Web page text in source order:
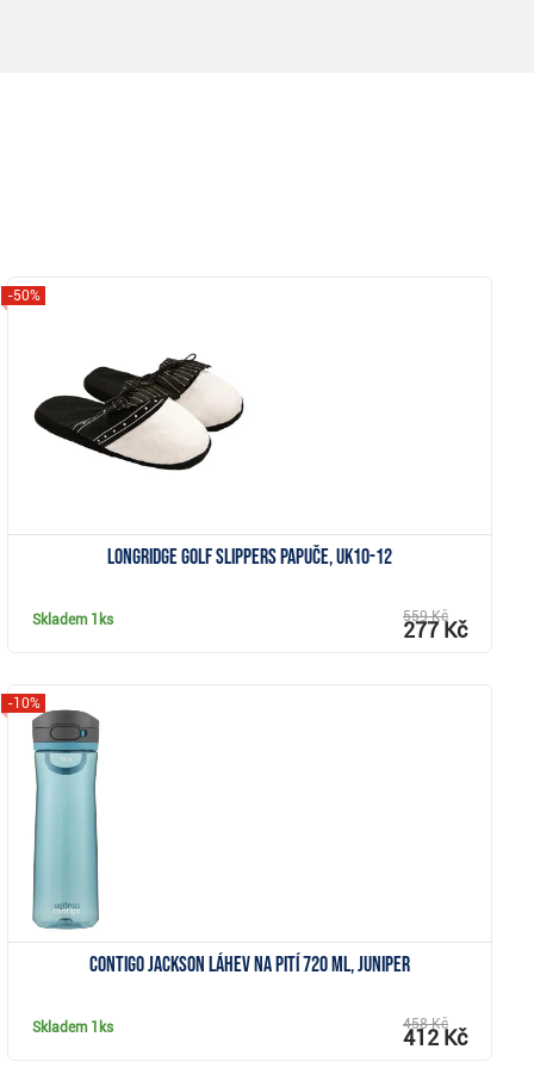
Longridge Golf Slippers papuče, UK10-12
-50%
Skladem 1ks 559 Kč
277 Kč
Contigo Jackson láhev na pití 720 ml, juniper
-10%
Skladem 1ks 458 Kč
412 Kč